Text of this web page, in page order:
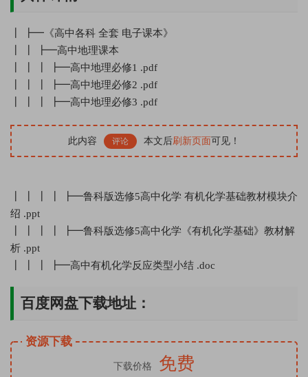
┃ ┣━《高中各科 全套 电子课本》
┃ ┃ ┣━高中地理课本
┃ ┃ ┃ ┣━高中地理必修1 .pdf
┃ ┃ ┃ ┣━高中地理必修2 .pdf
┃ ┃ ┃ ┣━高中地理必修3 .pdf
此内容 评论 本文后刷新页面可见！
┃ ┃ ┃ ┃ ┣━鲁科版选修5高中化学 有机化学基础教材模块介
绍 .ppt
┃ ┃ ┃ ┃ ┣━鲁科版选修5高中化学《有机化学基础》教材解
析 .ppt
┃ ┃ ┃ ┣━高中有机化学反应类型小结 .doc
百度网盘下载地址：
资源下载
下载价格 免费